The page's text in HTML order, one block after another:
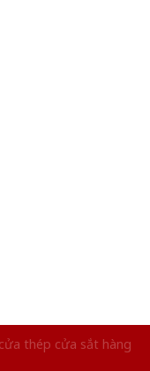
thép cửa sắt hàng